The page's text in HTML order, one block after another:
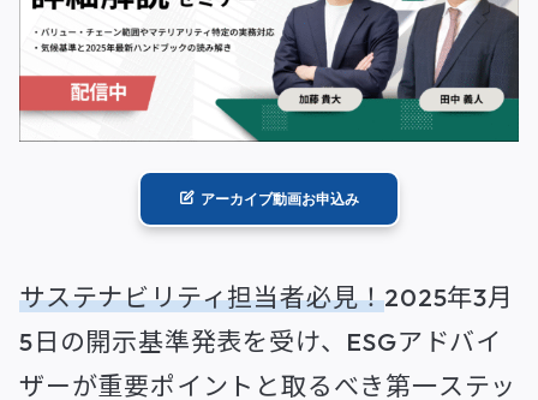
アーカイブ動画お申込み
サステナビリティ担当者必見！2025年3月
5日の開示基準発表を受け、ESGアドバイ
ザーが重要ポイントと取るべき第一ステッ